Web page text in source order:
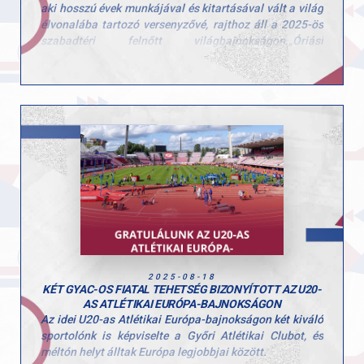
aki hosszú évek munkájával és kitartásával vált a világ
élvonalába tartozó versenyzővé, rajthoz áll a 2025-ös
szabadtéri felnőtt világbajnokságon.„Óriási
megtiszteltetés, hatalmas álom vált valóra ezzel,
hiszen a vb a legnagyobb színpad az olimpián kívül” –
fogalmazott Marci a felkészülés közben.
A stabil ugrásokra és a magabiztos versenyzésre
koncentrál, minden edzésen a maximumot adva. Külön
motivációt jelent számára, hogy Tokió történelmi
helyszín: legutóbb 1991-ben rendeztek itt
világbajnokságot, és most ő is a legendák
nyomdokaiba léphet.„Győrből rengeteg támogatást
kapok, amit sosem felejtek el” – mondja, hozzátéve,
hogy a legfontosabb célja a saját egyéni csúcsának
megdöntése és a lehető legjobb helyezés
2025-08-18
KÉT GYAC-OS FIATAL TEHETSÉG BIZONYÍTOTT AZ U20-
AS ATLÉTIKAI EURÓPA-BAJNOKSÁGON
Az idei U20-as Atlétikai Európa-bajnokságon két kiváló
sportolónk is képviselte a Győri Atlétikai Clubot, és
méltón helyt álltak Európa legjobbjai között.